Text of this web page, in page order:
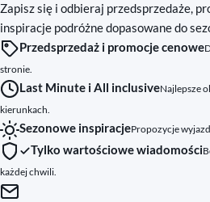
Zapisz się i odbieraj przedsprzedaże,
inspiracje podróżne dopasowane do
Przedsprzedaż i promocje cenowe
stronie.
Last Minute i All inclusiveNajlepsze
kierunkach.
Sezonowe inspiracjePropozycje
Tylko wartościowe wiadomości
każdej chwili.